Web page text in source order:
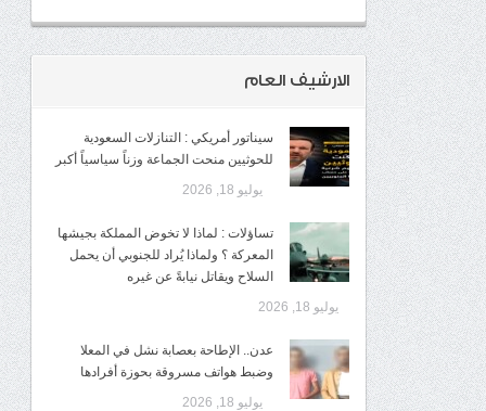
الارشيف العام
سيناتور أمريكي : التنازلات السعودية
للحوثيين منحت الجماعة وزناً سياسياً أكبر
يوليو 18, 2026
تساؤلات : لماذا لا تخوض المملكة بجيشها
المعركة ؟ ولماذا يُراد للجنوبي أن يحمل
السلاح ويقاتل نيابةً عن غيره
يوليو 18, 2026
عدن.. الإطاحة بعصابة نشل في المعلا
وضبط هواتف مسروقة بحوزة أفرادها
يوليو 18, 2026